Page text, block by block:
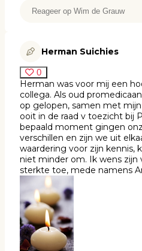
Herman Suichies
0
Herman was voor mij een
collega. Als oud
op gelopen, samen met
ooit in de raad v toezicht bij
bepaald moment gingen
verschillen en zijn we uit
waardering voor zijn kennis,
niet minder om. Ik wens zijn
sterkte toe, mede namens